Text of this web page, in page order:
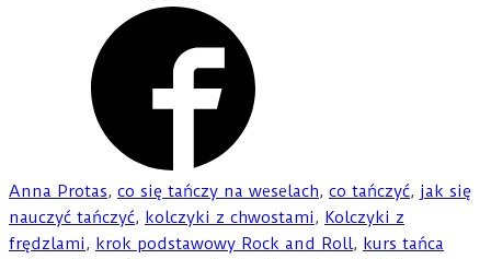
Anna Protas, co się tańczy na weselach, co tańczyć, jak się
nauczyć tańczyć, kolczyki z chwostami, Kolczyki z
frędzlami, krok podstawowy Rock and Roll, kurs tańca